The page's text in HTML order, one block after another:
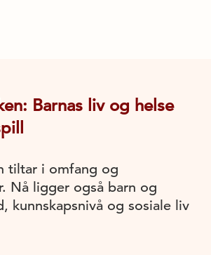
Barnas liv og helse
tiltar i omfang og
Nå ligger også barn og
kunnskapsnivå og sosiale liv